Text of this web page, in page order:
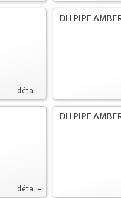
détail+
DH PIPE
détail+
DH PIPE